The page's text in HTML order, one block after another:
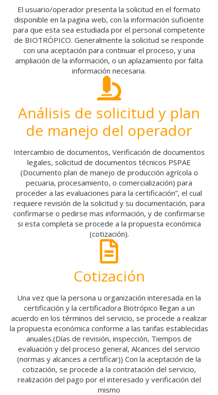
El usuario/operador presenta la solicitud en el formato
disponible en la pagina web, con la información suficiente
para que esta sea estudiada por el personal competente
de BIOTRÓPICO. Generalmente la solicitud se responde
con una aceptación para continuar el proceso, y una
ampliación de la información, o un aplazamiento por falta
información necesaria.
Análisis de solicitud y plan
de manejo del operador
Intercambio de documentos, Verificación de documentos
legales, solicitud de documentos técnicos PSPAE
(Documento plan de manejo de producción agrícola o
pecuaria, procesamiento, o comercialización) para
proceder a las evaluaciones para la certificación”, el cual
requiere revisión de la solicitud y su documentación, para
confirmarse o pedirse mas información, y de confirmarse
si esta completa se procede a la propuesta económica
(cotización).
Cotización
Una vez que la persona u organización interesada en la
certificación y la certificadora Biotrópico llegan a un
acuerdo en los términos del servicio, se procede a realizar
la propuesta económica conforme a las tarifas establecidas
anuales.(Días de revisión, inspección, Tiempos de
evaluación y del proceso general, Alcances del servicio
(normas y alcances a certificar)) Con la aceptación de la
cotización, se procede a la contratación del servicio,
realización del pago por el interesado y verificación del
mismo